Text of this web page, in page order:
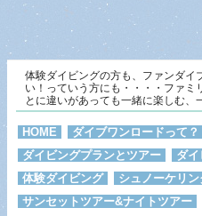
体験ダイビングの方も、ファンダイ
い！っていう方にも・・・・ファミ
とに違いがあっても一緒に楽しむ、
HOME ダイブワンロードって？
ダイビングプランとツアー
ダ
体験ダイビング
シュノーケリン
サンセットツアー&ナイトツアー